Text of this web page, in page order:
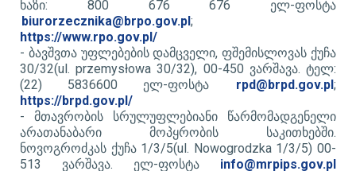
ხაზი: 800 676 676 ელ-ფოსტა
biurorzecznika@brpo.gov.pl;
https://www.rpo.gov.pl/
- ბავშვთა უფლებების დამცველი, ფშემისლოვას ქუჩა
30/32(ul. przemysłowa 30/32), 00-450 ვარშავა. ტელ:
(22) 5836600 ელ-ფოსტა rpd@brpd.gov.pl;
https://brpd.gov.pl/
- ​ მთავრობის სრულუფლებიანი წარმომადგენელი
არათანაბარი მოპყრობის საკითხებში.
ნოვოგროძკას ქუჩა 1/3/5(ul. Nowogrodzka 1/3/5) 00-
513 ვარშავა. ელ-ფოსტა info@mrpips.gov.pl